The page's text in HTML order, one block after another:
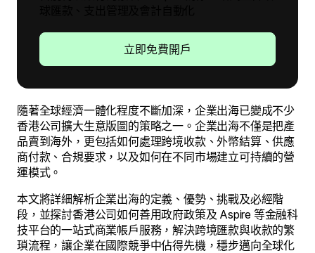
立即免費開戶
隨著全球經濟一體化程度不斷加深，企業出海已變成不少
香港公司擴大生意版圖的策略之一。企業出海不僅是把產
品賣到海外，更包括如何處理跨境收款、外幣結算、供應
商付款、合規要求，以及如何在不同市場建立可持續的營
運模式。
本文將詳細解析企業出海的定義、優勢、挑戰及必經階
段，並探討香港公司如何善用政府政策及 Aspire 等金融科
技平台的一站式商業帳戶服務，解決跨境匯款與收款的繁
瑣流程，讓企業在國際競爭中佔得先機，穩步邁向全球化